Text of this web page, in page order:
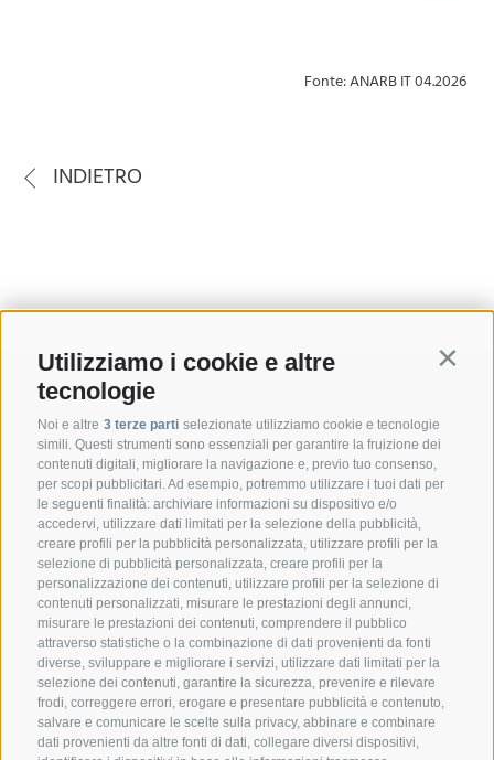
Utilizziamo i cookie e altre
tecnologie
Noi e altre 3 terze parti selezionate utilizziamo cookie e tecnologie
simili. Questi strumenti sono essenziali per garantire la fruizione dei
contenuti digitali, migliorare la navigazione e, previo tuo consenso,
per scopi pubblicitari. Ad esempio, potremmo utilizzare i tuoi dati per
le seguenti finalità: archiviare informazioni su dispositivo e/o
accedervi, utilizzare dati limitati per la selezione della pubblicità,
creare profili per la pubblicità personalizzata, utilizzare profili per la
selezione di pubblicità personalizzata, creare profili per la
personalizzazione dei contenuti, utilizzare profili per la selezione di
contenuti personalizzati, misurare le prestazioni degli annunci,
misurare le prestazioni dei contenuti, comprendere il pubblico
attraverso statistiche o la combinazione di dati provenienti da fonti
diverse, sviluppare e migliorare i servizi, utilizzare dati limitati per la
selezione dei contenuti, garantire la sicurezza, prevenire e rilevare
frodi, correggere errori, erogare e presentare pubblicità e contenuto,
salvare e comunicare le scelte sulla privacy, abbinare e combinare
dati provenienti da altre fonti di dati, collegare diversi dispositivi,
Fonte: ANARB IT 04.2026
INDIETRO
CONTATTO
Federazione Prov.le Allevatori Trento
Via delle Bettine, 40 - 38121 Trento
Tel.:+39 0461 432111
info@superbrown.it